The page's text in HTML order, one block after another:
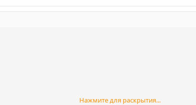
Нажмите для раскрытия...